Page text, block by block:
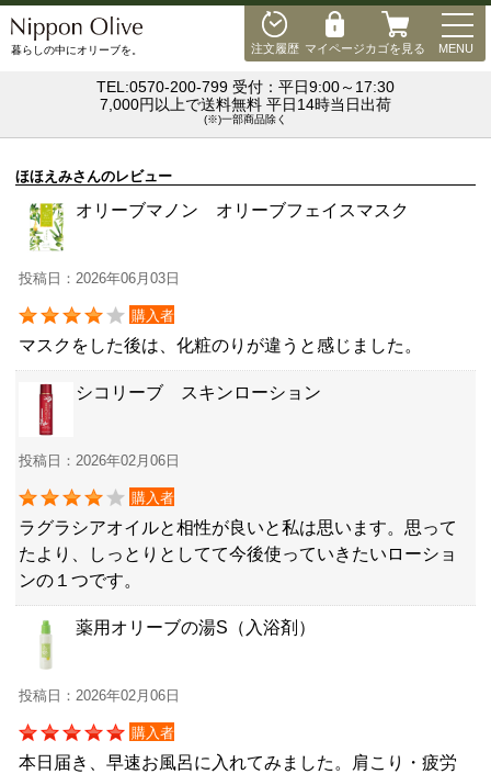
注文履歴 マイページカゴを見る MENU
暮らしの中にオリーブを。
TEL:0570-200-799 受付：平日9:00～17:30
7,000円以上で送料無料 平日14時当日出荷
(※)一部商品除く
ほほえみさんのレビュー
オリーブマノン オリーブフェイスマスク
投稿日：2026年06月03日
購入者
マスクをした後は、化粧のりが違うと感じました。
シコリーブ スキンローション
投稿日：2026年02月06日
購入者
ラグラシアオイルと相性が良いと私は思います。思って
たより、しっとりとしてて今後使っていきたいローショ
ンの１つです。
薬用オリーブの湯S（入浴剤）
投稿日：2026年02月06日
購入者
本日届き、早速お風呂に入れてみました。肩こり・疲労